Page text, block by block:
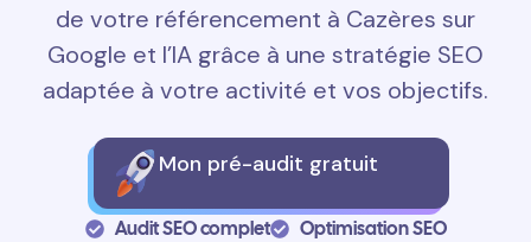
de votre référencement à Cazères sur
Google et l’IA grâce à une stratégie SEO
adaptée à votre activité et vos objectifs.
Mon pré-audit gratuit
Audit SEO complet
Optimisation SEO